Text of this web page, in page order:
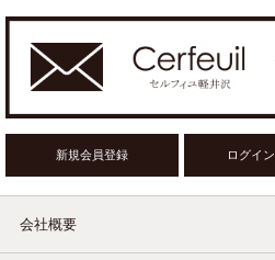
新規会員登録 ログイン
会社概要